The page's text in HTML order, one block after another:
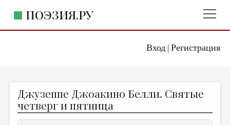
Вход| Регистрация
ПОЭЗИЯ.РУ
ЖАНРЫ
АВТОРЫ
Джузеппе Джоакино Белли. Святые
четверг и пятница